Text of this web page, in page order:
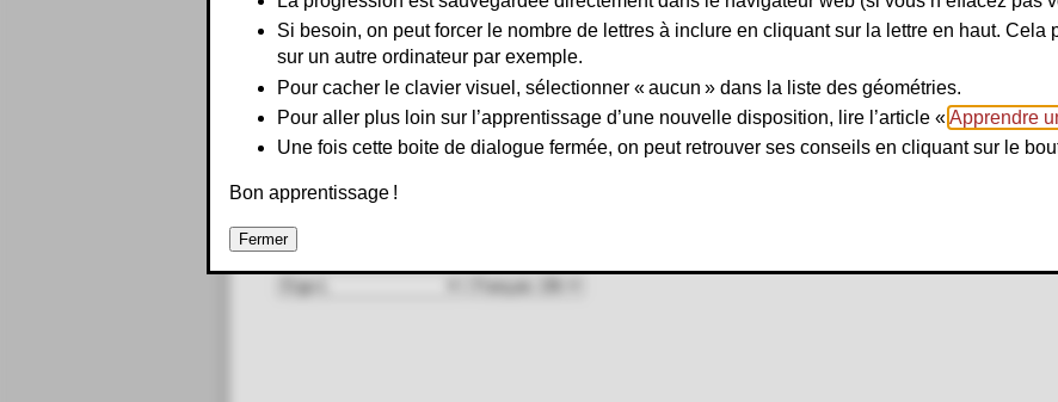
Si besoin, on peut forcer le nombre de lettres à inclure en cliquant sur la lettre en haut. Cela
sur un autre ordinateur par exemple.
Pour cacher le clavier visuel, sélectionner « aucun » dans la liste des géométries.
Pour aller plus loin sur l’apprentissage d’une nouvelle disposition, lire l’article «Apprendre
Une fois cette boite de dialogue fermée, on peut retrouver ses conseils en cliquant sur le
Bon apprentissage !
Fermer